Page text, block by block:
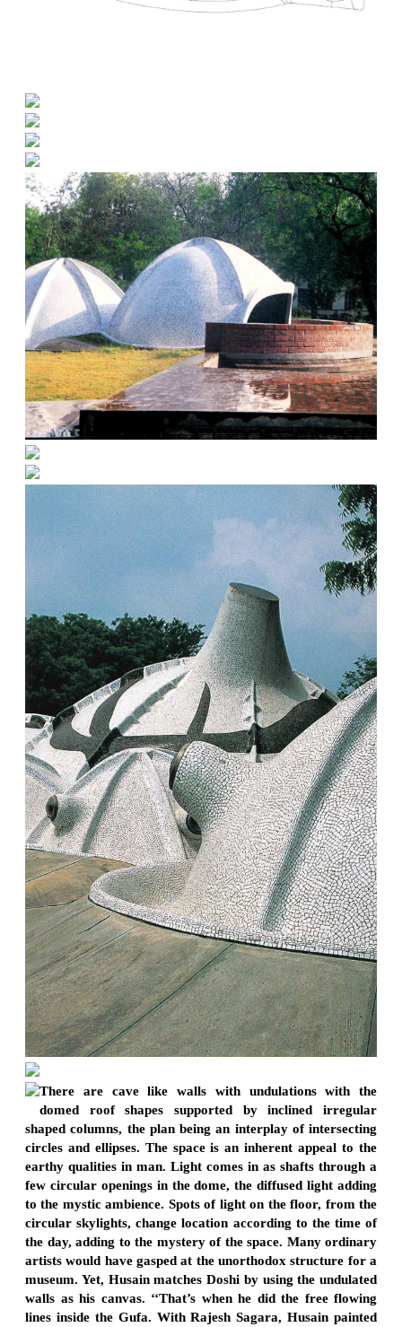
There are cave like walls with undulations with the
domed roof shapes supported by inclined irregular
shaped columns, the plan being an interplay of intersecting
circles and ellipses. The space is an inherent appeal to the
earthy qualities in man. Light comes in as shafts through a
few circular openings in the dome, the diffused light adding
to the mystic ambience. Spots of light on the floor, from the
circular skylights, change location according to the time of
the day, adding to the mystery of the space. Many ordinary
artists would have gasped at the unorthodox structure for a
museum. Yet, Husain matches Doshi by using the undulated
walls as his canvas. ‘‘That’s when he did the free flowing
lines inside the Gufa. With Rajesh Sagara, Husain painted